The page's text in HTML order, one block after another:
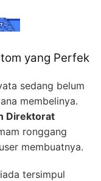
yang Perfek
sedang belum
membelinya.
Direktorat
ronggang
membuatnya.
tersimpul